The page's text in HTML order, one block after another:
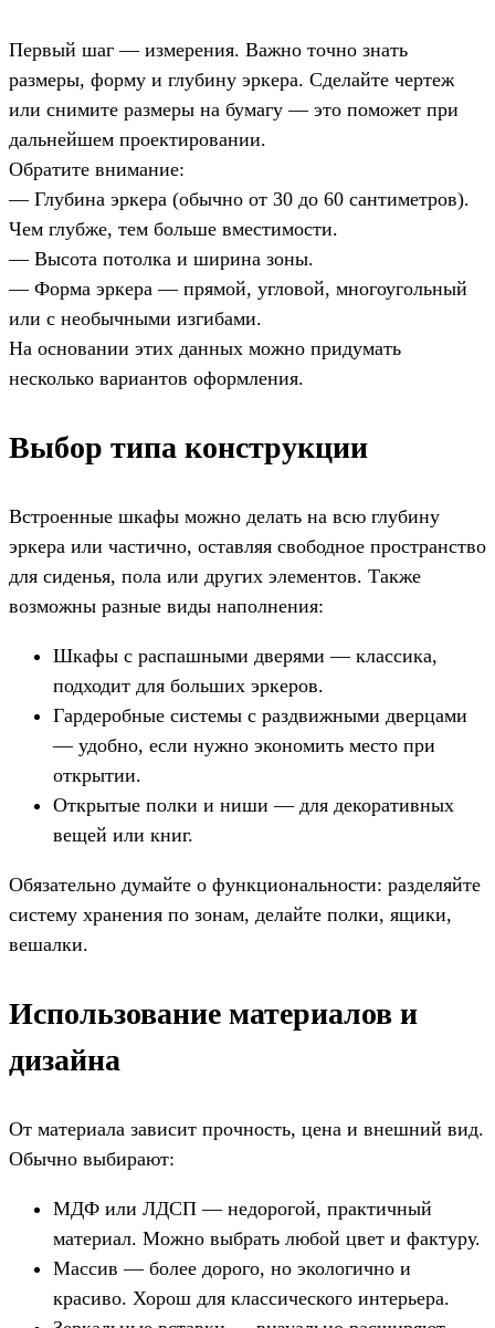
Первый шаг — измерения. Важно точно знать
размеры, форму и глубину эркера. Сделайте чертеж
или снимите размеры на бумагу — это поможет при
дальнейшем проектировании.
Обратите внимание:
— Глубина эркера (обычно от 30 до 60 сантиметров).
Чем глубже, тем больше вместимости.
— Высота потолка и ширина зоны.
— Форма эркера — прямой, угловой, многоугольный
или с необычными изгибами.
На основании этих данных можно придумать
несколько вариантов оформления.
Выбор типа конструкции
Встроенные шкафы можно делать на всю глубину
эркера или частично, оставляя свободное пространство
для сиденья, пола или других элементов. Также
возможны разные виды наполнения:
Шкафы с распашными дверями — классика,
подходит для больших эркеров.
Гардеробные системы с раздвижными дверцами
— удобно, если нужно экономить место при
открытии.
Открытые полки и ниши — для декоративных
вещей или книг.
Обязательно думайте о функциональности: разделяйте
систему хранения по зонам, делайте полки, ящики,
вешалки.
Использование материалов и
дизайна
От материала зависит прочность, цена и внешний вид.
Обычно выбирают:
МДФ или ЛДСП — недорогой, практичный
материал. Можно выбрать любой цвет и фактуру.
Массив — более дорого, но экологично и
красиво. Хорош для классического интерьера.